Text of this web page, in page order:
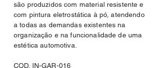
são produzidos com material resistente e
com pintura eletrostática à pó, atendendo
a todas as demandas existentes na
organização e na funcionalidade de uma
estética automotiva.
COD. IN-GAR-016